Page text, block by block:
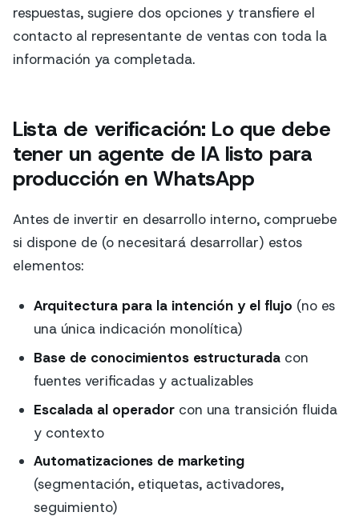
respuestas, sugiere dos opciones y transfiere el
contacto al representante de ventas con toda la
información ya completada.
Lista de verificación: Lo que debe
tener un agente de IA listo para
producción en WhatsApp
Antes de invertir en desarrollo interno, compruebe
si dispone de (o necesitará desarrollar) estos
elementos:
Arquitectura para la intención y el flujo (no es
una única indicación monolítica)
Base de conocimientos estructuradacon
fuentes verificadas y actualizables
Escalada al operadorcon una transición fluida
y contexto
Automatizaciones de marketing
(segmentación, etiquetas, activadores,
seguimiento)